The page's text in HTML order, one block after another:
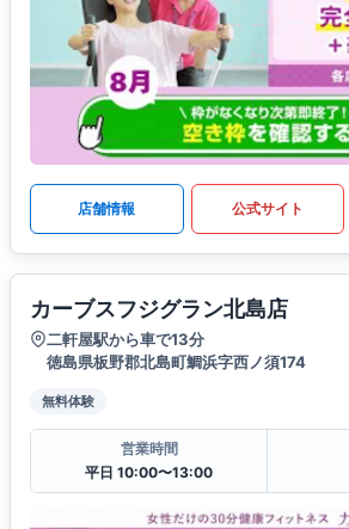
店舗情報 公式サイト
カーブスフジグラン北島店
二軒屋駅から車で13分
徳島県板野郡北島町鯛浜字西ノ須174
無料体験
営業時間
平日 10:00〜13:00